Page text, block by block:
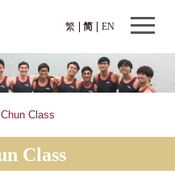
繁 EN
简
Class
Class